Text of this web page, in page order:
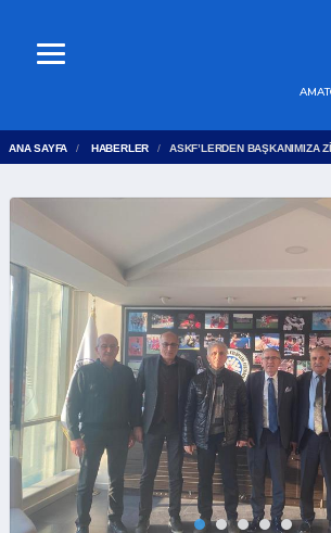
ANA SAYFA HABERLER ASKF’LERDEN BAŞKANIMIZA